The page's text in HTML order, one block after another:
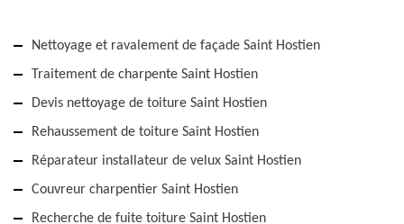
Nettoyage et ravalement de façade Saint Hostien
Traitement de charpente Saint Hostien
Devis nettoyage de toiture Saint Hostien
Rehaussement de toiture Saint Hostien
Réparateur installateur de velux Saint Hostien
Couvreur charpentier Saint Hostien
Recherche de fuite toiture Saint Hostien